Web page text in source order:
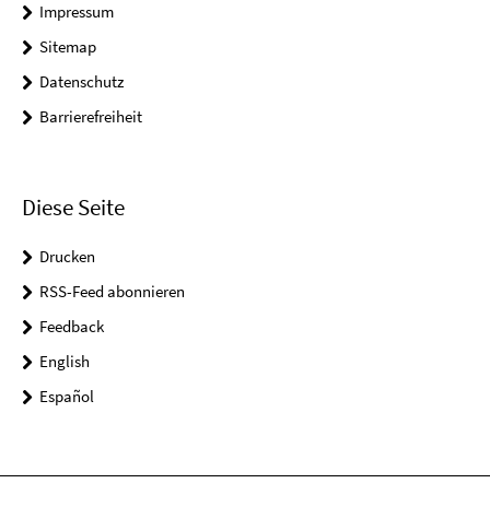
Impressum
Sitemap
Datenschutz
Barrierefreiheit
Diese Seite
Drucken
RSS-Feed abonnieren
Feedback
English
Español